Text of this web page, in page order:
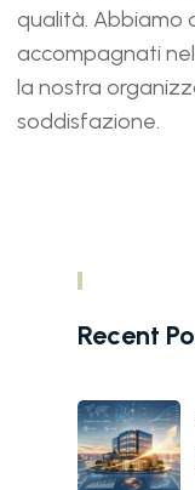
qualità. Abbiamo
accompagnati
la nostra
soddisfazione.
Recent